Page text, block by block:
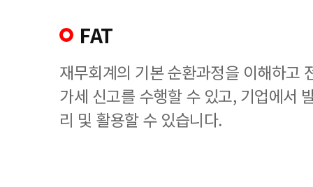
FAT
재무회계의 기본 순환과정을 이해하고
가세 신고를 수행할 수 있고, 기업에서
리 및 활용할 수 있습니다.